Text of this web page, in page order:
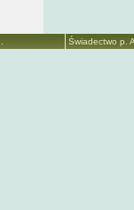
Świadectwo p.